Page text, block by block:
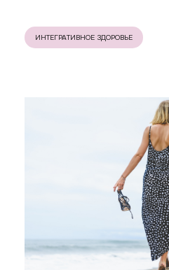
ИНТЕГРАТИВНОЕ ЗДОРОВЬЕ